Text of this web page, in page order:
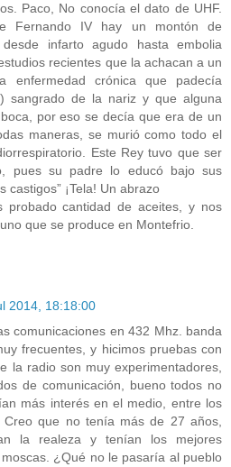
Paco, No conocía el dato de UHF.
Fernando IV hay un montón de
infarto agudo hasta embolia
recientes que la achacan a un
enfermedad crónica que padecía
sangrado de la nariz y que alguna
por eso se decía que era de un
maneras, se murió como todo el
Este Rey tuvo que ser
pues su padre lo educó bajo sus
castigos” ¡Tela! Un abrazo
probado cantidad de aceites, y nos
que se produce en Montefrio.
2014, 18:18:00
comunicaciones en 432 Mhz. banda
frecuentes, y hicimos pruebas con
la radio son muy experimentadores,
de comunicación, bueno todos no
más interés en el medio, entre los
que no tenía más de 27 años,
la realeza y tenían los mejores
¿Qué no le pasaría al pueblo